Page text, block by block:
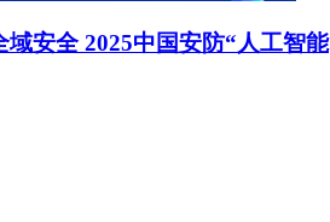
域安全 2025中国安防“人工智能